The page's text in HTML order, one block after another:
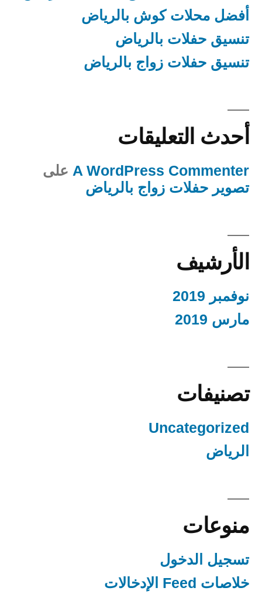
أفضل محلات كوش بالرياض
تنسيق حفلات بالرياض
تنسيق حفلات زواج بالرياض
أحدث التعليقات
A WordPress Commenter على
تصوير حفلات زواج بالرياض
الأرشيف
نوفمبر 2019
مارس 2019
تصنيفات
Uncategorized
الرياض
منوعات
تسجيل الدخول
خلاصات Feed الإدخالات